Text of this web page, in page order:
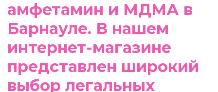
амфетамин и МДМА в
Барнауле. В нашем
интернет-магазине
представлен широкий
выбор легальных